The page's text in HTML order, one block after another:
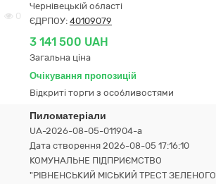
0
Чернівецькій області
ЄДРПОУ: 40109079
3 141 500 UAH
Загальна ціна
Очікування пропозицій
Відкриті торги з особливостями
Пиломатеріали
UA-2026-08-05-011904-a
Дата створення 2026-08-05 17:16:10
КОМУНАЛЬНЕ ПІДПРИЄМСТВО
"РІВНЕНСЬКИЙ МІСЬКИЙ ТРЕСТ ЗЕЛЕНОГО